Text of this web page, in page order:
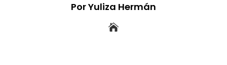
Por Yuliza Hermán